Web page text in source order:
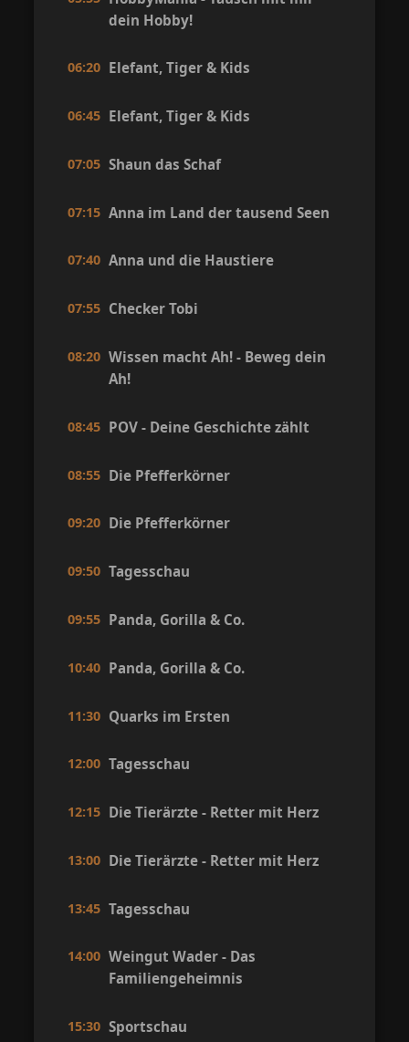
dein Hobby!
06:20 Elefant, Tiger & Kids
06:45 Elefant, Tiger & Kids
07:05 Shaun das Schaf
07:15 Anna im Land der tausend Seen
07:40 Anna und die Haustiere
07:55 Checker Tobi
08:20 Wissen macht Ah! - Beweg dein
Ah!
08:45 POV - Deine Geschichte zählt
08:55 Die Pfefferkörner
09:20 Die Pfefferkörner
09:50 Tagesschau
09:55 Panda, Gorilla & Co.
10:40 Panda, Gorilla & Co.
11:30 Quarks im Ersten
12:00 Tagesschau
12:15 Die Tierärzte - Retter mit Herz
13:00 Die Tierärzte - Retter mit Herz
13:45 Tagesschau
14:00 Weingut Wader - Das
Familiengeheimnis
15:30 Sportschau